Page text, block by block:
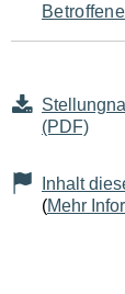
(PDF)
Inhalt
(Mehr